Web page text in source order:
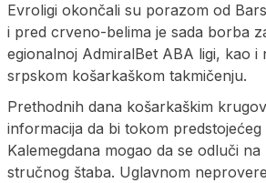
Evroligi okončali su porazom od
i pred crveno-belima je sada borba
egionalnoj AdmiralBet ABA ligi, kao i
srpskom košarkaškom takmičenju.
Prethodnih dana košarkaškim
informacija da bi tokom
Kalemegdana mogao da se odluči
stručnog štaba. Uglavnom